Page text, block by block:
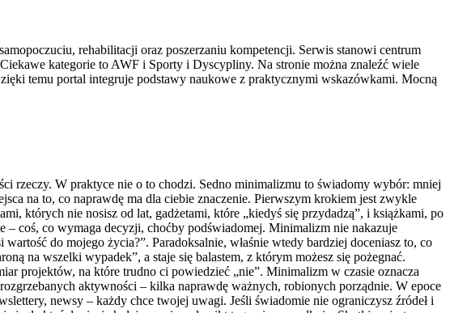
rehabilitacji oraz poszerzaniu kompetencji. Serwis stanowi centrum
kategorie to AWF i Sporty i Dyscypliny. Na stronie można znaleźć wiele
temu portal integruje podstawy naukowe z praktycznymi wskazówkami. Mocną
rzeczy. W praktyce nie o to chodzi. Sedno minimalizmu to świadomy wybór: mniej
na to, co naprawdę ma dla ciebie znaczenie. Pierwszym krokiem jest zwykle
których nie nosisz od lat, gadżetami, które „kiedyś się przydadzą”, i książkami, po
– coś, co wymaga decyzji, choćby podświadomej. Minimalizm nie nakazuje
do mojego życia?”. Paradoksalnie, właśnie wtedy bardziej doceniasz to, co
na wszelki wypadek”, a staje się balastem, z którym możesz się pożegnać.
projektów, na które trudno ci powiedzieć „nie”. Minimalizm w czasie oznacza
aktywności – kilka naprawdę ważnych, robionych porządnie. W epoce
newsy – każdy chce twojej uwagi. Jeśli świadomie nie ograniczysz źródeł i